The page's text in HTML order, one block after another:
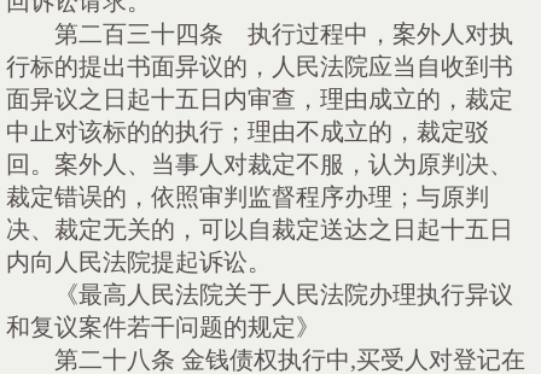
第二百三十四条 执行过程中，案外人对执
行标的提出书面异议的，人民法院应当自收到书
面异议之日起十五日内审查，理由成立的，裁定
中止对该标的的执行；理由不成立的，裁定驳
回。案外人、当事人对裁定不服，认为原判决、
裁定错误的，依照审判监督程序办理；与原判
决、裁定无关的，可以自裁定送达之日起十五日
内向人民法院提起诉讼。
《最高人民法院关于人民法院办理执行异议
和复议案件若干问题的规定》
第二十八条 金钱债权执行中,买受人对登记在